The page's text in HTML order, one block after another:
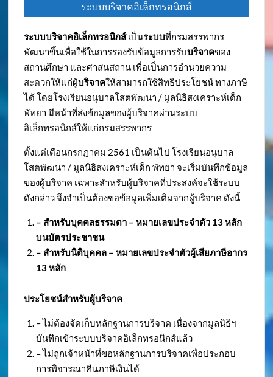
ระบบบริจาคอิเล็กทรอนิกส์
ระบบบริจาคอิเล็กทรอนิกส์เป็นระบบที่กรมสรรพากร
พัฒนาขึ้นเพื่อใช้ในการรองรับข้อมูลการรับบริจาคของ
สถานศึกษา และศาสนสถาน เพื่อเป็นการอำนวยความ
สะดวกให้แก่ผู้บริจาคให้สามารถใช้สิทธิประโยชน์ ทางภาษี
ได้ โดยโรงเรียนอนุบาลโสตพัฒนา / มูลนิธิสงเคราะห์เด็ก
พัทยา มีหน้าที่ส่งข้อมูลของผู้บริจาคผ่านระบบ
อิเล็กทรอนิกส์ให้แก่กรมสรรพากร
ตั้งแต่เดือนกรกฎาคม 2561 เป็นต้นไป โรงเรียนอนุบาล
โสตพัฒนา / มูลนิธิสงเคราะห์เด็ก พัทยา จะเริ่มบันทึกข้อมูล
ของผู้บริจาค เฉพาะสำหรับผู้บริจาคที่ประสงค์จะใช้ระบบ
ดังกล่าว จึงจำเป็นต้องขอข้อมูลเพิ่มเติมจากผู้บริจาค ดังนี้
– สำหรับบุคคลธรรมดา – หมายเลขประจำตัว 13 หลัก
บนบัตรประชาชน
– สำหรับนิติบุคคล – หมายเลขประจำตัวผู้เสียภาษีอากร
13 หลัก
ประโยชน์สำหรับผู้บริจาค
– ไม่ต้องจัดเก็บหลักฐานการบริจาค เนื่องจากมูลนิธิฯ
บันทึกเข้าระบบบริจาคอิเล็กทรอนิกส์แล้ว
– ไม่ถูกเจ้าหน้าที่ขอหลักฐานการบริจาคเพื่อประกอบ
การพิจารณาคืนภาษีเงินได้